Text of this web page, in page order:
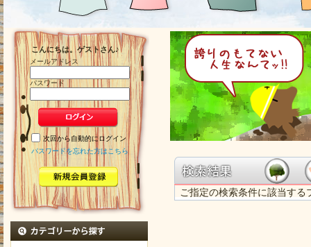
こんにちは。ゲストさん♪
メールアドレス
パスワード
次回から自動的にログイン
パスワードを忘れた方はこちら
ご指定の検索条件に該当す